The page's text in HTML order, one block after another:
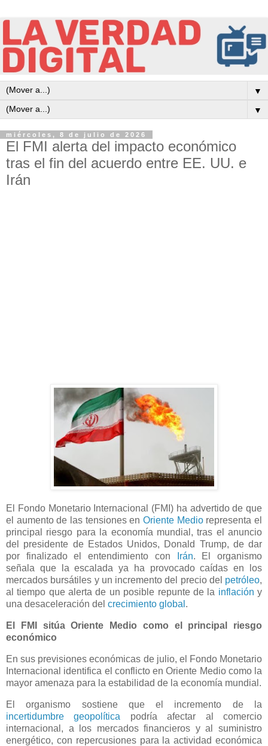
▼
▼
miércoles, 8 de julio de 2026
El FMI alerta del impacto económico
tras el fin del acuerdo entre EE. UU. e
Irán
El Fondo Monetario Internacional (FMI) ha advertido de que
el aumento de las tensiones en Oriente Mediorepresenta el
principal riesgo para la economía mundial, tras el anuncio
del presidente de Estados Unidos, Donald Trump, de dar
por finalizado el entendimiento con
Irán. El organismo
señala que la escalada ya ha provocado caídas en los
mercados bursátiles y un incremento del precio del petróleo,
al tiempo que alerta de un posible repunte de la inflación y
una desaceleración del crecimiento global .
El FMI sitúa Oriente Medio como el principal riesgo
económico
En sus previsiones económicas de julio, el Fondo Monetario
Internacional identifica el conflicto en Oriente Medio como la
mayor amenaza para la estabilidad de la economía mundial.
El organismo sostiene que el incremento de la
incertidumbre geopolítica podría afectar al comercio
internacional, a los mercados financieros y al suministro
energético, con repercusiones para la actividad económica